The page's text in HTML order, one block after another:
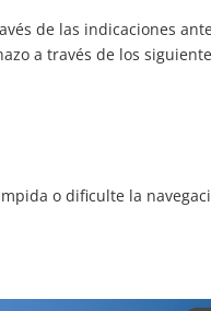
de las indicaciones
a través de los
o dificulte la